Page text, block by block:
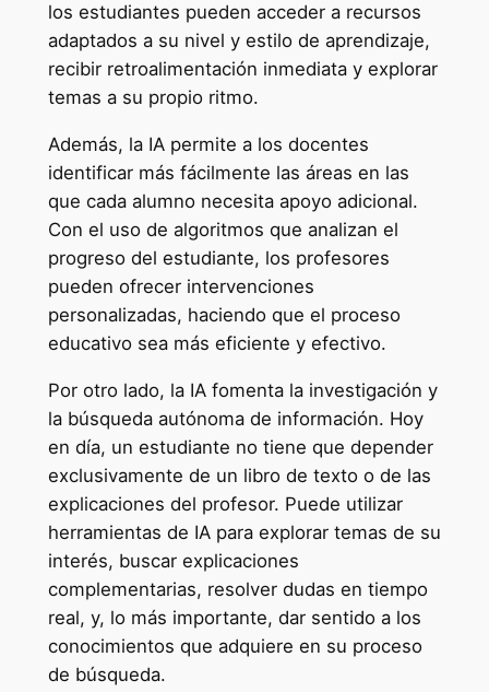
los estudiantes pueden acceder a recursos
adaptados a su nivel y estilo de aprendizaje,
recibir retroalimentación inmediata y explorar
temas a su propio ritmo.
Además, la IA permite a los docentes
identificar más fácilmente las áreas en las
que cada alumno necesita apoyo adicional.
Con el uso de algoritmos que analizan el
progreso del estudiante, los profesores
pueden ofrecer intervenciones
personalizadas, haciendo que el proceso
educativo sea más eficiente y efectivo.
Por otro lado, la IA fomenta la investigación y
la búsqueda autónoma de información. Hoy
en día, un estudiante no tiene que depender
exclusivamente de un libro de texto o de las
explicaciones del profesor. Puede utilizar
herramientas de IA para explorar temas de su
interés, buscar explicaciones
complementarias, resolver dudas en tiempo
real, y, lo más importante, dar sentido a los
conocimientos que adquiere en su proceso
de búsqueda.